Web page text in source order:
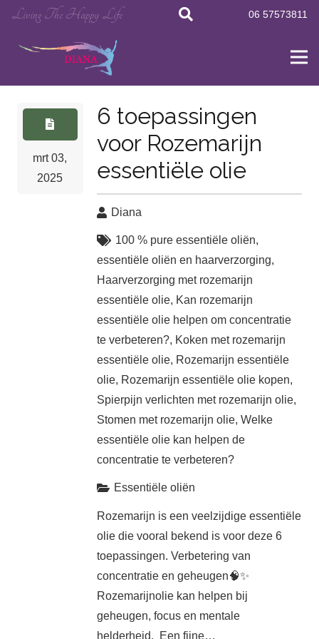
Living The Happy Life 06 57573811
mrt 03,
2025
6 toepassingen
voor Rozemarijn
essentiële olie
Diana
100 % pure essentiële oliën,
essentiële oliën en haarverzorging,
Haarverzorging met rozemarijn
essentiële olie, Kan rozemarijn
essentiële olie helpen om concentratie
te verbeteren?, Koken met rozemarijn
essentiële olie, Rozemarijn essentiële
olie, Rozemarijn essentiële olie kopen,
Spierpijn verlichten met rozemarijn olie,
Stomen met rozemarijn olie, Welke
essentiële olie kan helpen de
concentratie te verbeteren?
Essentiële oliën
Rozemarijn is een veelzijdige essentiële
olie die vooral bekend is voor deze 6
toepassingen. Verbetering van
concentratie en geheugen🧠✨
Rozemarijnolie kan helpen bij
geheugen, focus en mentale
helderheid. Een fijne…